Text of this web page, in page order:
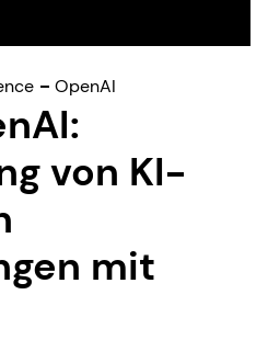
OpenAI
von KI-
mit